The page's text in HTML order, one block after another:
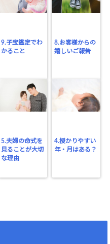
9.子宝鑑定でわ
かること
8.お客様からの
嬉しいご報告
5.夫婦の命式を
見ることが大切
な理由
4.授かりやすい
年・月はある？